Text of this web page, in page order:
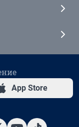
App Store